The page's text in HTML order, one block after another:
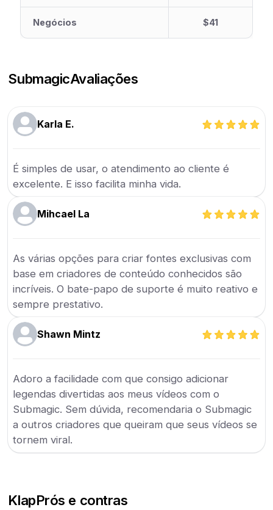
Negócios $41
SubmagicAvaliações
Karla E.
É simples de usar, o atendimento ao cliente é
excelente. E isso facilita minha vida.
Mihcael La
As várias opções para criar fontes exclusivas com
base em criadores de conteúdo conhecidos são
incríveis. O bate-papo de suporte é muito reativo e
sempre prestativo.
Shawn Mintz
Adoro a facilidade com que consigo adicionar
legendas divertidas aos meus vídeos com o
Submagic. Sem dúvida, recomendaria o Submagic
a outros criadores que queiram que seus vídeos se
tornem viral.
KlapPrós e contras